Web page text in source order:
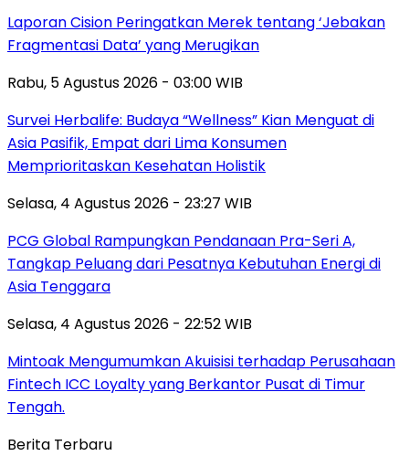
Laporan Cision Peringatkan Merek tentang ‘Jebakan
Fragmentasi Data’ yang Merugikan
Rabu, 5 Agustus 2026 - 03:00 WIB
Survei Herbalife: Budaya “Wellness” Kian Menguat di
Asia Pasifik, Empat dari Lima Konsumen
Memprioritaskan Kesehatan Holistik
Selasa, 4 Agustus 2026 - 23:27 WIB
PCG Global Rampungkan Pendanaan Pra-Seri A,
Tangkap Peluang dari Pesatnya Kebutuhan Energi di
Asia Tenggara
Selasa, 4 Agustus 2026 - 22:52 WIB
Mintoak Mengumumkan Akuisisi terhadap Perusahaan
Fintech ICC Loyalty yang Berkantor Pusat di Timur
Tengah.
Berita Terbaru